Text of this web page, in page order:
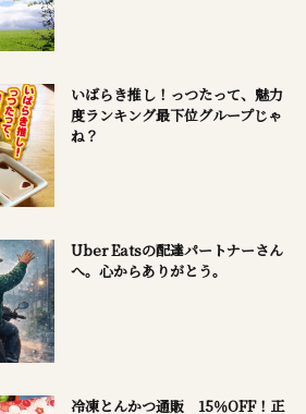
いばらき推し！っつたって、魅力
度ランキング最下位グループじゃ
ね？
Uber Eatsの配達パートナーさん
へ。心からありがとう。
冷凍とんかつ通販 15％OFF！正